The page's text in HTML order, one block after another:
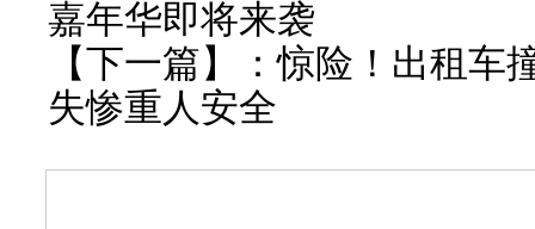
嘉年华即将来袭
【下一篇】：惊险！出租车
失惨重人安全